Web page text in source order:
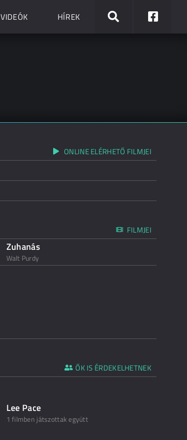
VIDEÓK HÍREK
ONLINE ELÉRHETŐ FILMJEI
FILMJEI
Zuhanás
Walt Purdy
ŐK IS ÉRDEKELHETNEK
Lee Pace
1 filmben játszottak együtt